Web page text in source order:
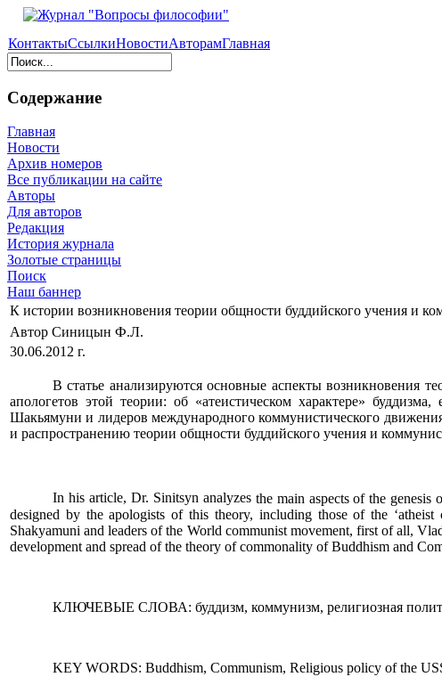
КонтактыСсылкиНовостиАвторамГлавная
Содержание
Главная
Новости
Архив номеров
Все публикации на сайте
Авторы
Для авторов
Редакция
История журнала
Золотые страницы
Поиск
Наш баннер
К истории возникновения теории общности буддийского учения и
Автор Синицын Ф.Л.
30.06.2012 г.
В статье анализируются основные аспекты возникновения
апологетов этой теории: об «атеистическом характере»
Шакьямуни и лидеров международного коммунистического
и распространению теории общности буддийского учения и
In his article, Dr. Sinitsyn analyzes the main aspects of the
designed by the apologists of this theory, including those of the
Shakyamuni and leaders of the World communist movement, first of all,
development and spread ofthe theory of commonality of Buddhism and
КЛЮЧЕВЫЕ СЛОВА: буддизм, коммунизм, религиозная
KEY WORDS: Buddhism, Communism, Religious policy of the